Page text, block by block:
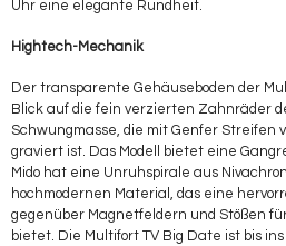
Uhr eine elegante Rundheit.
Hightech-Mechanik
Der transparente Gehäuseboden der
Blick auf die fein verzierten Zahnräder
Schwungmasse, die mit Genfer Streifen
graviert ist. Das Modell bietet eine
Mido hat eine Unruhspirale aus
hochmodernen Material, das eine
gegenüber Magnetfeldern und Stößen
bietet. Die Multifort TV Big Date ist bis